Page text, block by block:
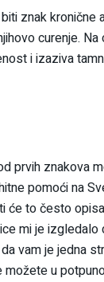
znak kronične
curenje.
i izaziva
prvih znakova
pomoći na
će to često
mi je izgledalo
vam je jedna
u